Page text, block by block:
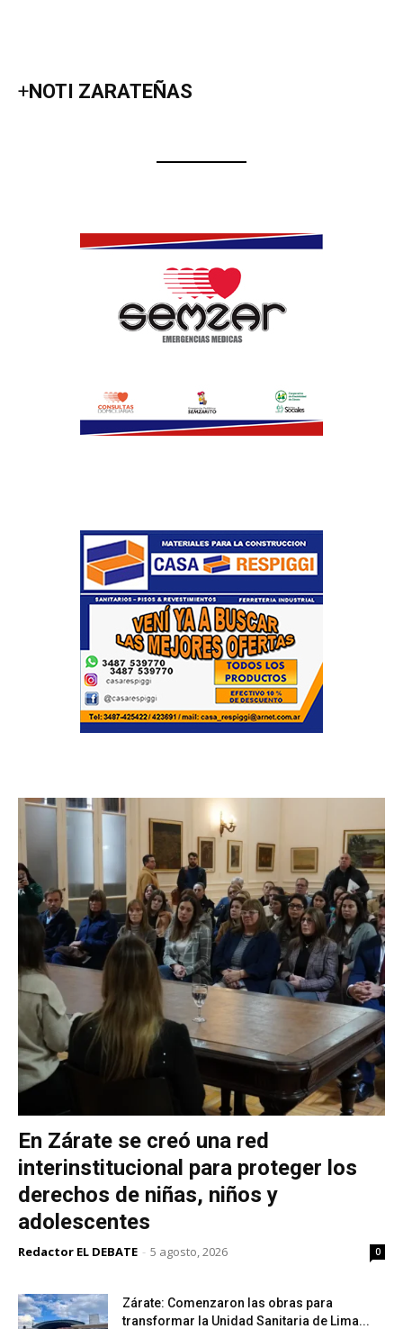
+NOTI ZARATEÑAS
En Zárate se creó una red
interinstitucional para proteger los
derechos de niñas, niños y
adolescentes
Redactor EL DEBATE - 5 agosto, 2026 0
Zárate: Comenzaron las obras para
transformar la Unidad Sanitaria de Lima...